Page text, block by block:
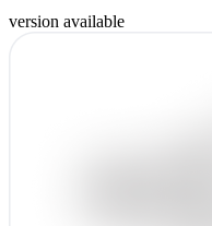
version available